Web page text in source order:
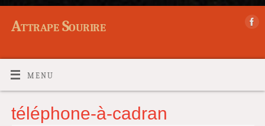
Attrape Sourire
MENU
téléphone-à-cadran